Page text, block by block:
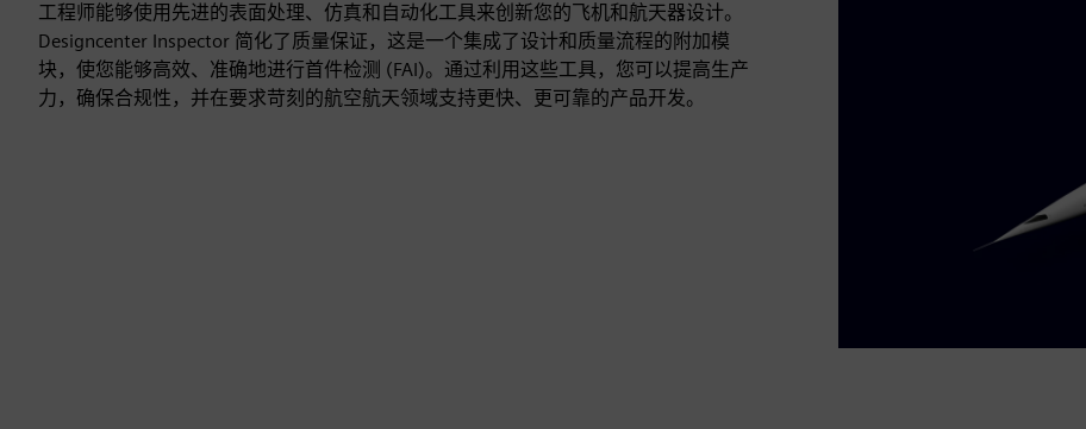
工程师能够使用先进的表面处理、仿真和自动化工具来创新您的飞机和航天器设计。
Designcenter Inspector 简化了质量保证，这是一个集成了设计和质量流程的附加模
块，使您能够高效、准确地进行首件检测 (FAI)。通过利用这些工具，您可以提高生产
力，确保合规性，并在要求苛刻的航空航天领域支持更快、更可靠的产品开发。